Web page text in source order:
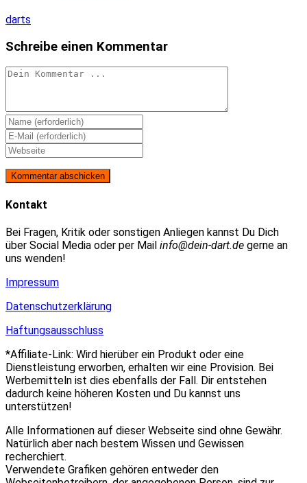
darts
Schreibe einen Kommentar
Kommentieren
Gib
deinen
Namen
oder
Benutzernamen
zum
Kommentieren
ein
Gib
deine
E-
Mail-
Adresse
zum
ein
Gib
Website-
ein
Kontakt
Bei Fragen, Kritik oder sonstigen Anliegen kannst Du Dich
über Social Media oder per Mail info@dein-dart.de gerne an
uns wenden!
Impressum
Datenschutzerklärung
Haftungsausschluss
*Affiliate-Link: Wird hierüber ein Produkt oder eine
Dienstleistung erworben, erhalten wir eine Provision. Bei
Werbemitteln ist dies ebenfalls der Fall. Dir entstehen
dadurch keine höheren Kosten und Du kannst uns
unterstützen!
Alle Informationen auf dieser Webseite sind ohne Gewähr.
Natürlich aber nach bestem Wissen und Gewissen
recherchiert.
Verwendete Grafiken gehören entweder den